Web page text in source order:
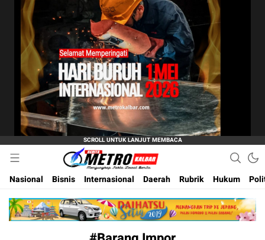
Metro Kalbar
Inspirasi Untuk Negeri
Nasional
Bisnis Internasional Daerah Rubrik Hukum